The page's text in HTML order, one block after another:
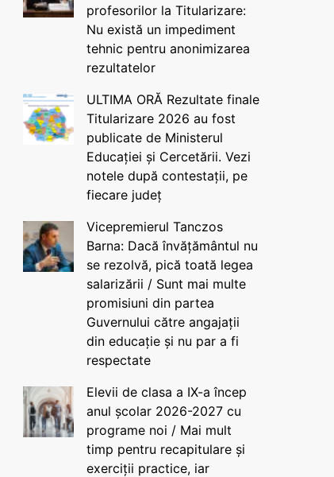
profesorilor la Titularizare:
Nu există un impediment
tehnic pentru anonimizarea
rezultatelor
ULTIMA ORĂ Rezultate finale
Titularizare 2026 au fost
publicate de Ministerul
Educației și Cercetării. Vezi
notele după contestații, pe
fiecare județ
Vicepremierul Tanczos
Barna: Dacă învățământul nu
se rezolvă, pică toată legea
salarizării / Sunt mai multe
promisiuni din partea
Guvernului către angajații
din educație și nu par a fi
respectate
Elevii de clasa a IX-a încep
anul școlar 2026-2027 cu
programe noi / Mai mult
timp pentru recapitulare și
exerciții practice, iar